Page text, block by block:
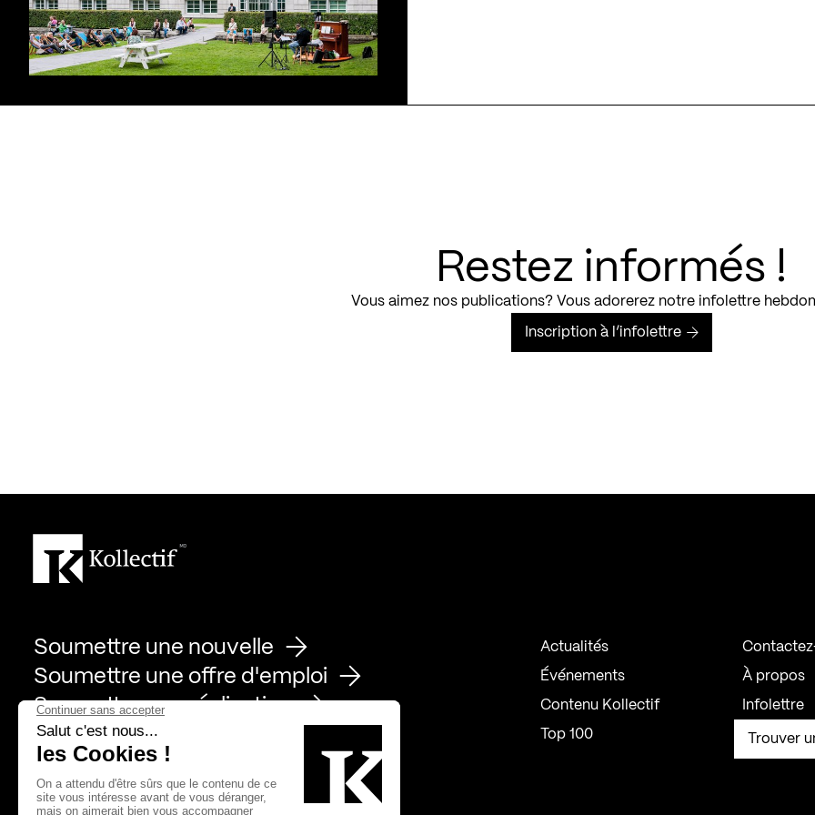
Restez informés !
Vous aimez nos publications? Vous adorerez notre infolettre
Inscription à l’infolettre
Soumettre une nouvelle
Soumettre une offre d'emploi
Soumettre une réalisation
Actualités
Événements
Contenu Kollectif
Top 100
À propos
Infolettre
Trouver
Page Facebook de Kollectif
Page Instagram de Kollectif
Page Linkedin de Kollectif